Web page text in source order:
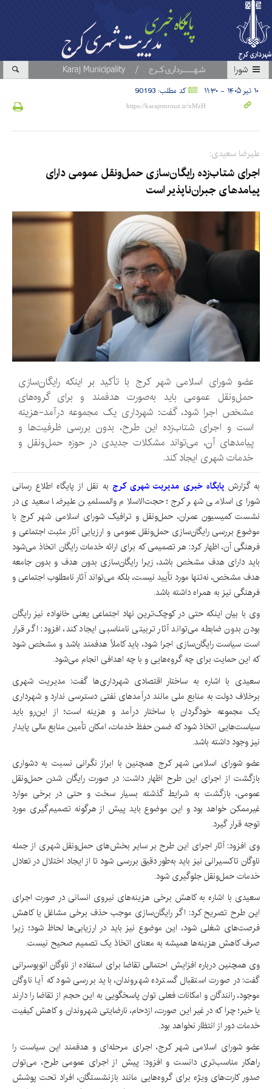
شورا
۱۰ تیر ۱۴۰۵ - ۱۱:۳۰ کد مطلب: 90193
علیرضا سعیدی:
اجرای شتاب‌زده رایگان‌سازی حمل‌ونقل عمومی دارای
پیامدهای جبران‌ناپذیر است
عضو شورای اسلامی شهر کرج با تأکید بر اینکه رایگان‌سازی
حمل‌ونقل عمومی باید به‌صورت هدفمند و برای گروه‌های
مشخص اجرا شود، گفت: شهرداری یک مجموعه درآمد-هزینه
است و اجرای شتاب‌زده این طرح، بدون بررسی ظرفیت‌ها و
پیامدهای آن، می‌تواند مشکلات جدیدی در حوزه حمل‌ونقل و
خدمات شهری ایجاد کند.
به گزارش پایگاه خبری مدیریت شهری کرج به نقل از پایگاه اطلاع رسانی
شورای اسلامی شهر کرج؛ حجت‌الاسلام والمسلمین علیرضا سعیدی در
نشست کمیسیون عمران، حمل‌ونقل و ترافیک شورای اسلامی شهر کرج با
موضوع بررسی رایگان‌سازی حمل‌ونقل عمومی و ارزیابی آثار مثبت اجتماعی و
فرهنگی آن، اظهار کرد: هر تصمیمی که برای ارائه خدمات رایگان اتخاذ می‌شود
باید دارای هدف مشخص باشد، زیرا رایگان‌سازی بدون هدف و بدون جامعه
هدف مشخص، نه‌تنها مورد تأیید نیست، بلکه می‌تواند آثار نامطلوب اجتماعی و
فرهنگی نیز به همراه داشته باشد.
وی با بیان اینکه حتی در کوچک‌ترین نهاد اجتماعی یعنی خانواده نیز رایگان
بودن بدون ضابطه می‌تواند آثار تربیتی نامناسبی ایجاد کند، افزود: اگر قرار
است سیاست رایگان‌سازی اجرا شود، باید کاملاً هدفمند باشد و مشخص شود
که این حمایت برای چه گروه‌هایی و با چه اهدافی انجام می‌شود.
سعیدی با اشاره به ساختار اقتصادی شهرداری‌ها گفت: مدیریت شهری
برخلاف دولت به منابع ملی مانند درآمدهای نفتی دسترسی ندارد و شهرداری
یک مجموعه خودگردان با ساختار درآمد و هزینه است؛ از این‌رو باید
سیاست‌هایی اتخاذ شود که ضمن حفظ خدمات، امکان تأمین منابع مالی پایدار
نیز وجود داشته باشد.
عضو شورای اسلامی شهر کرج همچنین با ابراز نگرانی نسبت به دشواری
بازگشت از اجرای این طرح اظهار داشت: در صورت رایگان شدن حمل‌ونقل
عمومی، بازگشت به شرایط گذشته بسیار سخت و حتی در برخی موارد
غیرممکن خواهد بود و این موضوع باید پیش از هرگونه تصمیم‌گیری مورد
توجه قرار گیرد.
وی افزود: آثار اجرای این طرح بر سایر بخش‌های حمل‌ونقل شهری از جمله
ناوگان تاکسیرانی نیز باید به‌طور دقیق بررسی شود تا از ایجاد اختلال در تعادل
خدمات حمل‌ونقل جلوگیری شود.
سعیدی با اشاره به کاهش برخی هزینه‌های نیروی انسانی در صورت اجرای
این طرح تصریح کرد: اگر رایگان‌سازی موجب حذف برخی مشاغل یا کاهش
فرصت‌های شغلی شود، این موضوع نیز باید در ارزیابی‌ها لحاظ شود؛ زیرا
صرف کاهش هزینه‌ها همیشه به معنای اتخاذ یک تصمیم صحیح نیست.
وی همچنین درباره افزایش احتمالی تقاضا برای استفاده از ناوگان اتوبوسرانی
گفت: در صورت استقبال گسترده شهروندان، باید بررسی شود که آیا ناوگان
موجود، رانندگان و امکانات فعلی توان پاسخگویی به این حجم از تقاضا را دارند
یا خیر؛ چرا که در غیر این صورت، ازدحام، نارضایتی شهروندان و کاهش کیفیت
خدمات دور از انتظار نخواهد بود.
عضو شورای اسلامی شهر کرج، اجرای مرحله‌ای و هدفمند این سیاست را
راهکار مناسب‌تری دانست و افزود: پیش از اجرای عمومی طرح، می‌توان
صدور کارت‌های ویژه برای گروه‌هایی مانند بازنشستگان، افراد تحت پوشش